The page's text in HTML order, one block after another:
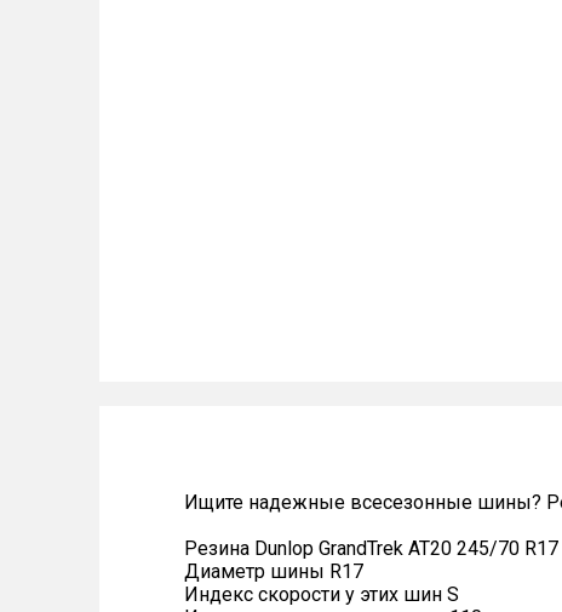
Ищите надежные всесезонные шины?
Резина Dunlop GrandTrek AT20 245/70
Диаметр шины R17
Индекс скорости у этих шин S